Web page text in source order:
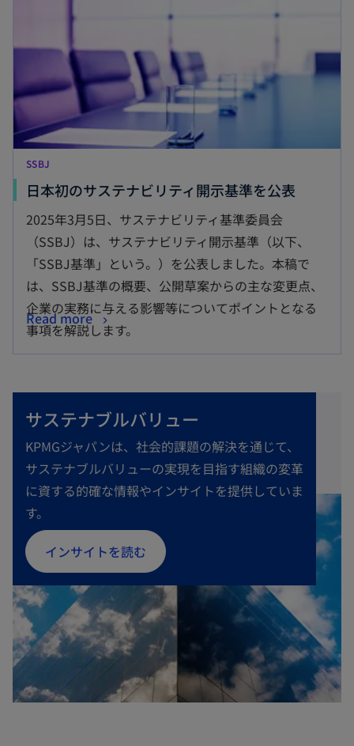
く
SSBJ
日本初のサステナビリティ開示基準を公表
い
タ
ブ
で
2025年3月5日、サステナビリティ基準委員会
（SSBJ）は、サステナビリティ開示基準（以下、
「SSBJ基準」という。）を公表しました。本稿で
は、SSBJ基準の概要、公開草案からの主な変更点、
企業の実務に与える影響等についてポイントとなる
事項を解説します。
Read more
新
し
で
開
く
サステナブルバリュー
KPMGジャパンは、社会的課題の解決を通じて、
サステナブルバリューの実現を目指す組織の変革
に資する的確な情報やインサイトを提供していま
す。
インサイトを読む